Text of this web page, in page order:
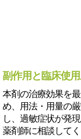
副作用と臨床使
本剤の治療効果を
め、用法・用量の
し、過敏症状が発
薬剤師に相談してく